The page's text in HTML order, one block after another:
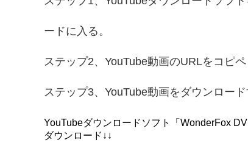
ードに入る。
ステップ2、YouTube動画のURLをコピペ
ステップ3、YouTube動画をダウンロード
YouTubeダウンロードソフト「WonderFox
ダウンロード↓↓